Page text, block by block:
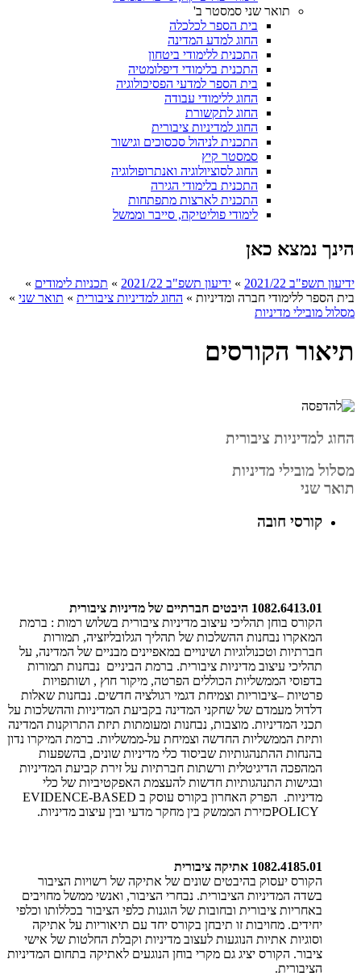
תואר שני סמסטר ב'
בית הספר לכלכלה
החוג למדע המדינה
התכנית ללימודי ביטחון
התכנית בלימודי דיפלומטיה
בית הספר למדעי הפסיכולוגיה
החוג ללימודי עבודה
החוג לתקשורת
החוג למדיניות ציבורית
התכנית לניהול סכסוכים וגישור
סמסטר קיץ
החוג לסוציולוגיה ואנתרופולוגיה
התכנית בלימודי הגירה
התכנית לארצות מתפתחות
לימודי פוליטיקה, סייבר וממשל
הינך נמצא כאן
ידיעון תשפ"ב 2021/22 » ידיעון תשפ"ב 2021/22 » תכניות לימודים »
בית הספר ללימודי חברה ומדיניות » החוג למדיניות ציבורית » תואר שני »
מסלול מובילי מדיניות
תיאור הקורסים
החוג למדיניות ציבורית
מסלול מובילי מדיניות
תואר שני
קורסי חובה
1082.6413.01 היבטים חברתיים של מדיניות ציבורית
הקורס בוחן תהליכי עיצוב מדיניות ציבורית בשלוש רמות : ברמת
המאקרו נבחנות ההשלכות של תהליך הגלובליזציה, תמורות
חברתיות וטכנולוגיות ושינויים במאפיינים מבניים של המדינה, על
תהליכי עיצוב מדיניות ציבורית. ברמת הביניים נבחנות תמורות
בדפוסי הממשליות הכוללים הפרטה, מיקור חוץ , ושותפויות
פרטיות –ציבוריות וצמיחת דגמי רגולציה חדשים. נבחנות שאלות
דלדול מעמדם של שחקני המדינה בקביעת המדיניות וההשלכות על
תכני המדיניות. מוצבות, נבחנות ומעומתות תיזת התרוקנות המדינה
ותיזת הממשליות החדשה וצמיחת על-ממשליות. ברמת המיקרו נדון
בהנחות ההתנהגותיות שביסוד כלי מדיניות שונים, בהשפעות
המהפכה הדיגיטלית ורשתות חברתיות על זירת קביעת המדיניות
ובגישות התנהגותיות חדשות להעצמת האפקטיביות של כלי
מדיניות. הפרק האחרון בקורס עוסק ב EVIDENCE-BASED
POLICYכזירת הממשק בין מחקר מדעי ובין עיצוב מדיניות.
1082.4185.01 אתיקה ציבורית
הקורס יעסוק בהיבטים שונים של אתיקה של רשויות הציבור
בשדה המדיניות הציבורית. נבחרי הציבור, ואנשי ממשל מחויבים
באחריות ציבורית ובחובות של הוגנות כלפי הציבור בכללותו וכלפי
יחידים. מחויבות זו תיבחן בקורס יחד עם תיאוריות על אתיקה
וסוגיות אתיות הנוגעות לעצוב מדיניות וקבלת החלטות של אישי
ציבור. הקורס יציג גם מקרי בוחן הנוגעים לאתיקה בתחום המדיניות
הציבורית.